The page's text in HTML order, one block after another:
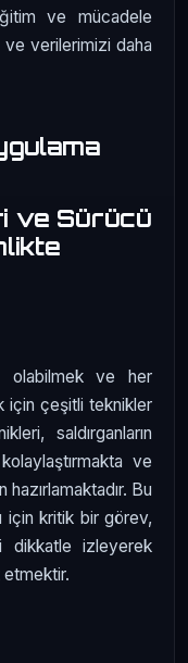
ve mücadele
verilerimizi daha
ve Sürücü
olabilmek ve her
için çeşitli teknikler
saldırganların
ve
Bu
için kritik bir görev,
dikkatle izleyerek